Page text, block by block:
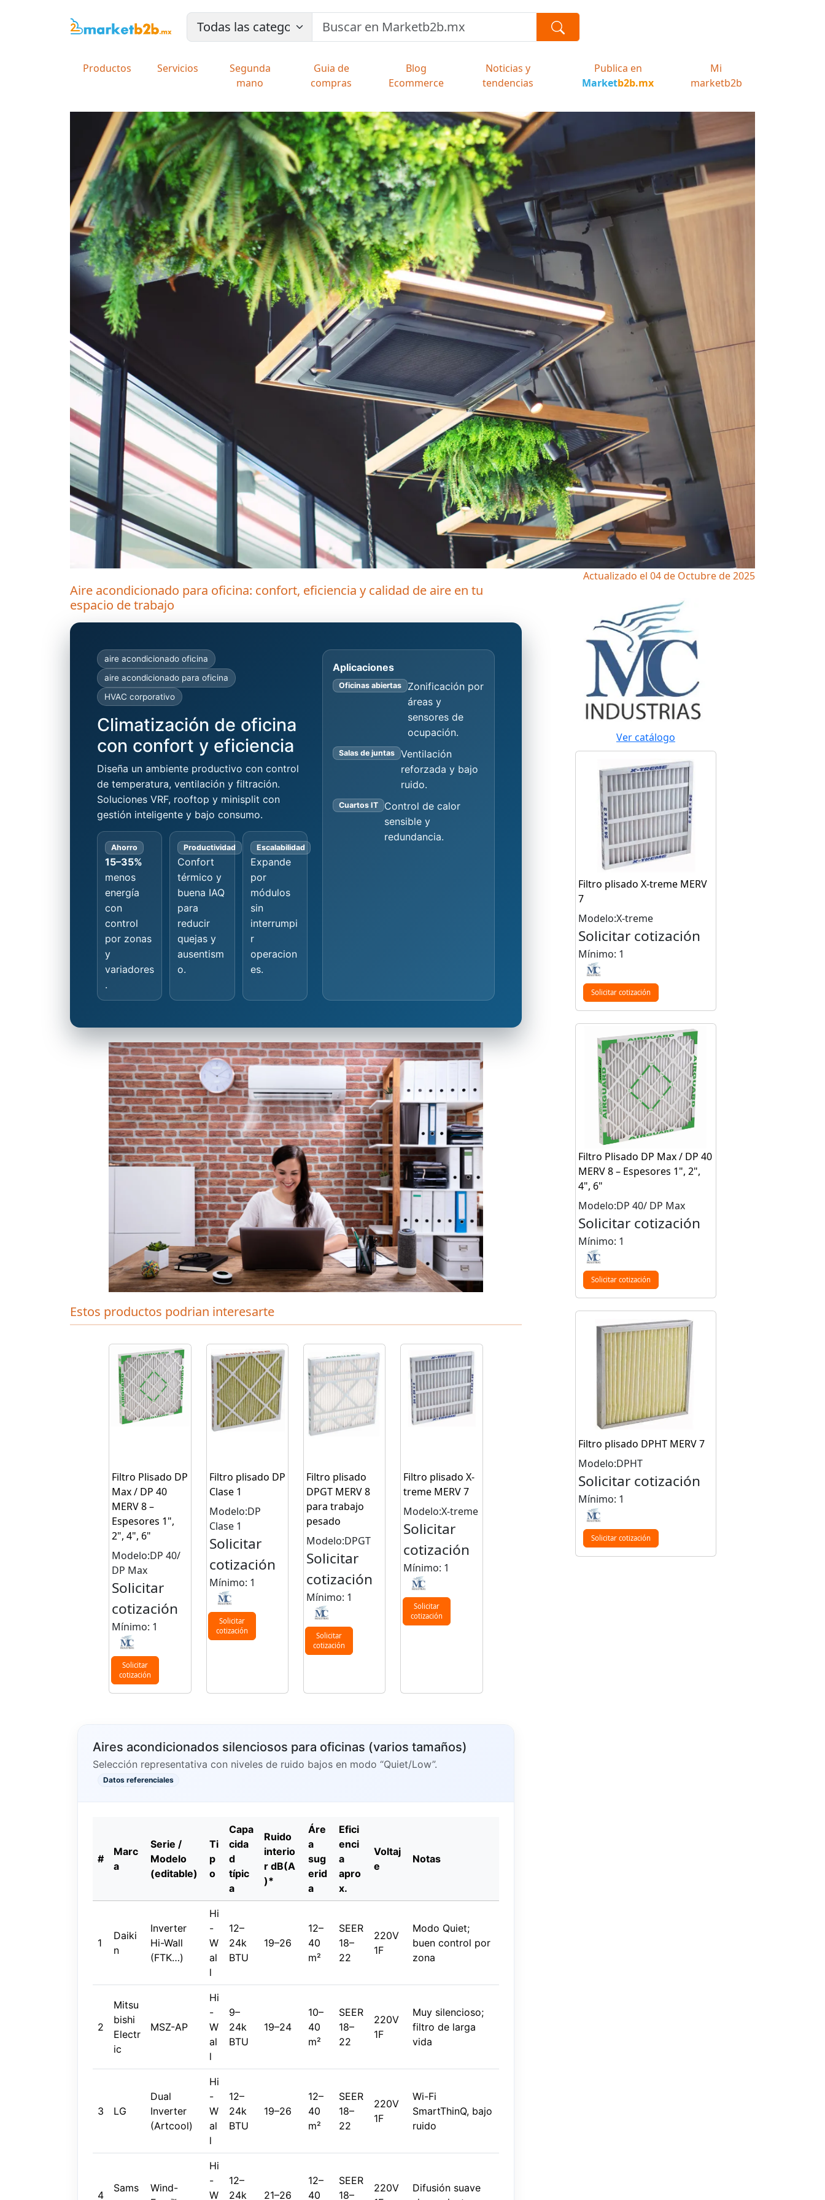
Productos Servicios
Segunda
mano
Guia de
compras
Blog
Ecommerce
Noticias y
tendencias
Publica en
Marketb2b.mx
Mi
marketb2b
Actualizado el 04 de Octubre de 2025
Aire acondicionado para oficina: confort, eficiencia y calidad de aire en tu
espacio de trabajo
aire acondicionado oficina
aire acondicionado para oficina
HVAC corporativo
Climatización de oficina
con confort y eficiencia
Diseña un ambiente productivo con control
de temperatura, ventilación y filtración.
Soluciones VRF, rooftop y minisplit con
gestión inteligente y bajo consumo.
Ahorro
15–35%
menos
energía
con
control
por zonas
y
variadores
.
Productividad
Confort
térmico y
buena IAQ
para
reducir
quejas y
ausentism
o.
Escalabilidad
Expande
por
módulos
sin
interrumpi
r
operacion
es.
Aplicaciones
Oficinas abiertas
Zonificación por
áreas y
sensores de
ocupación.
Salas de juntas
Ventilación
reforzada y bajo
ruido.
Cuartos IT
Control de calor
sensible y
redundancia.
Estos productos podrian interesarte
Filtro Plisado DP
Max / DP 40
MERV 8 –
Espesores 1",
2", 4", 6"
Modelo:DP 40/
DP Max
Solicitar
cotización
Mínimo: 1
Solicitar
cotización
Filtro plisado DP
Clase 1
Modelo:DP
Clase 1
Solicitar
cotización
Mínimo: 1
Solicitar
cotización
Filtro plisado
DPGT MERV 8
para trabajo
pesado
Modelo:DPGT
Solicitar
cotización
Mínimo: 1
Solicitar
cotización
Filtro plisado X-
treme MERV 7
Modelo:X-treme
Solicitar
cotización
Mínimo: 1
Solicitar
cotización
Aires acondicionados silenciosos para oficinas (varios tamaños)
Selección representativa con niveles de ruido bajos en modo “Quiet/Low”.
Datos referenciales
#
Marc
a
Serie /
Modelo
(editable)
Ti
p
o
Capa
cida
d
típic
a
Ruido
interio
r dB(A
)*
Áre
a
sug
erid
a
Efici
enci
a
apro
x.
Voltaj
e
Notas
1
Daiki
n
Inverter
Hi-Wall
(FTK…)
Hi
-
W
al
l
12–
24k
BTU
19–26
12–
40
m²
SEER
18–
22
220V
1F
Modo Quiet;
buen control por
zona
2
Mitsu
bishi
Electr
ic
MSZ-AP
Hi
-
W
al
l
9–
24k
BTU
19–24
10–
40
m²
SEER
18–
22
220V
1F
Muy silencioso;
filtro de larga
vida
3 LG
Dual
Inverter
(Artcool)
Hi
-
W
al
l
12–
24k
BTU
19–26
12–
40
m²
SEER
18–
22
220V
1F
Wi-Fi
SmartThinQ, bajo
ruido
4
Sams
Wind-
Hi
-
W
12–
24k
21–26
12–
40
SEER
18–
220V
Difusión suave
Ver catálogo
Filtro plisado X-treme MERV
7
Modelo:X-treme
Solicitar cotización
Mínimo: 1
Solicitar cotización
Filtro Plisado DP Max / DP 40
MERV 8 – Espesores 1", 2",
4", 6"
Modelo:DP 40/ DP Max
Solicitar cotización
Mínimo: 1
Solicitar cotización
Filtro plisado DPHT MERV 7
Modelo:DPHT
Solicitar cotización
Mínimo: 1
Solicitar cotización